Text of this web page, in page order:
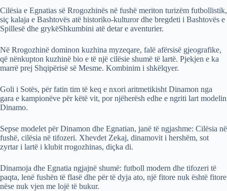
Cilësia e Egnatias së Rrogozhinës në fushë meriton turizëm futbollistik,
siç kalaja e Bashtovës atë historiko-kulturor dhe bregdeti i Bashtovës e
Spillesë dhe grykëShkumbini atë detar e aventurier.
Në Rrogozhinë dominon kuzhina myzeqare, falë afërsisë gjeografike,
që nënkupton kuzhinë bio e të një cilësie shumë të lartë. Pjekjen e ka
marrë prej Shqipërisë së Mesme. Kombinim i shkëlqyer.
Goli i Sotës, për fatin tim të keq e nxori aritmetikisht Dinamon nga
gara e kampionëve për këtë vit, por njëherësh edhe e ngriti lart modelin
Dinamo.
Sepse modelet për Dinamon dhe Egnatian, janë të ngjashme: Cilësia në
fushë, cilësia në tifozeri. Xhevdet Zekaj, dinamovit i hershëm, sot
zyrtar i lartë i klubit rrogozhinas, diçka di.
Dinamoja dhe Egnatia ngjajnë shumë: futboll modern dhe tifozeri të
paqta, lenë fushën të flasë dhe për të dyja ato, një fitore nuk është fitore
nëse nuk vjen me lojë të bukur.